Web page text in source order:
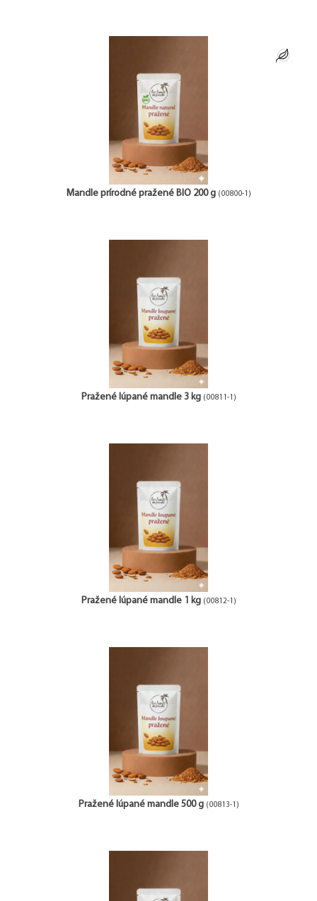
Mandle prírodné pražené BIO 200 g (00800-1)
Pražené lúpané mandle 3 kg (00811-1)
Pražené lúpané mandle 1 kg (00812-1)
Pražené lúpané mandle 500 g (00813-1)